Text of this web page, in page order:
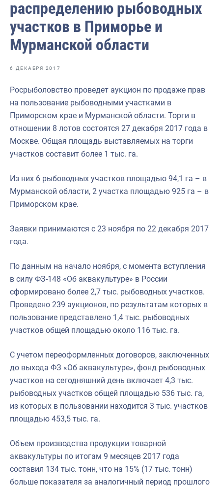
Отраслевые СМИ
Выставки и конференции
Научно-практическая литература
Инфографика
Большая африканская экспедиция
Укрепление духовно-нравственных ценностей
События в России и мире
распределению рыбоводных
участков в Приморье и
Мурманской области
6 ДЕКАБРЯ 2017
Росрыболовство проведет аукцион по продаже прав
на пользование рыбоводными участками в
Приморском крае и Мурманской области. Торги в
отношении 8 лотов состоятся 27 декабря 2017 года в
Москве. Общая площадь выставляемых на торги
участков составит более 1 тыс. га.
Из них 6 рыбоводных участков площадью 94,1 га – в
Мурманской области, 2 участка площадью 925 га – в
Приморском крае.
Заявки принимаются с 23 ноября по 22 декабря 2017
года.
По данным на начало ноября, с момента вступления
в силу ФЗ-148 «Об аквакультуре» в России
сформировано более 2,7 тыс. рыбоводных участков.
Проведено 239 аукционов, по результатам которых в
пользование представлено 1,4 тыс. рыбоводных
участков общей площадью около 116 тыс. га.
С учетом переоформленных договоров, заключенных
до выхода ФЗ «Об аквакультуре», фонд рыбоводных
участков на сегодняшний день включает 4,3 тыс.
рыбоводных участков общей площадью 536 тыс. га,
из которых в пользовании находится 3 тыс. участков
площадью 453,5 тыс. га.
Объем производства продукции товарной
аквакультуры по итогам 9 месяцев 2017 года
составил 134 тыс. тонн, что на 15% (17 тыс. тонн)
больше показателя за аналогичный период прошлого